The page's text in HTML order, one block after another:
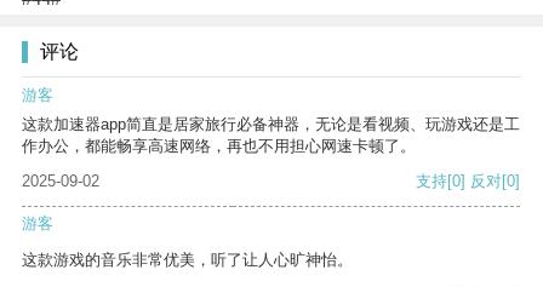
评论
游客
这款加速器app简直是居家旅行必备神器，无论是看视频、玩游戏还是工
作办公，都能畅享高速网络，再也不用担心网速卡顿了。
2025-09-02
支持[0] 反对[0]
游客
这款游戏的音乐非常优美，听了让人心旷神怡。